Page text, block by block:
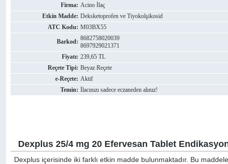
Firma: Acino İlaç
Etkin Madde: Deksketoprofen ve Tiyokolşikosid
ATC Kodu: M03BX55
Barkod: 8682758020039
8697929021371
Fiyatı: 239,65 TL
Reçete Tipi: Beyaz Reçete
e-Reçete: Aktif
Temin: İlacınızı sadece eczaneden alınız!
Dexplus 25/4 mg 20 Efervesan Tablet
Dexplus içerisinde iki farklı etkin madde bulunmaktadır. Bu